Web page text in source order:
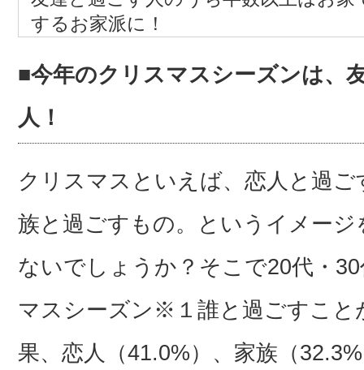
するお家派に！
■今年のクリスマスシーズンは、
人！
クリスマスといえば、恋人と過
族と過ごすもの。というイメー
ないでしょうか？そこで20代・
マスシーズン※１誰と過ごすこと
果、恋人（41.0%）、家族（